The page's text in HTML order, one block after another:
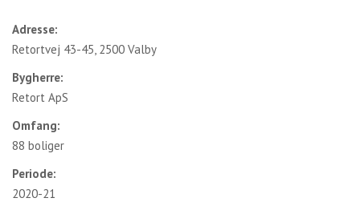
Adresse:
Retortvej 43-45, 2500 Valby
Bygherre:
Retort ApS
Omfang:
88 boliger
Periode:
2020-21